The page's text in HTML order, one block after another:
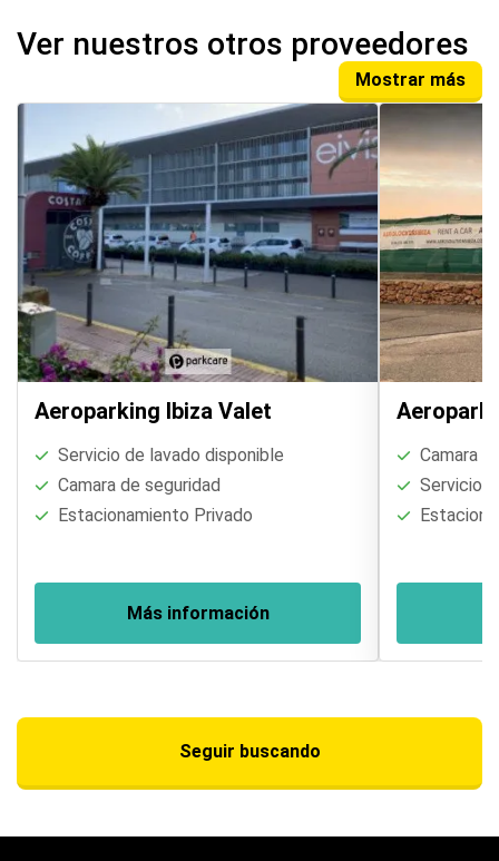
Ver nuestros otros proveedores
Mostrar más
Aeroparking Ibiza Valet
Servicio de lavado disponible
Camara de seguridad
Estacionamiento Privado
Más información
Camara
Servicio
Seguir buscando